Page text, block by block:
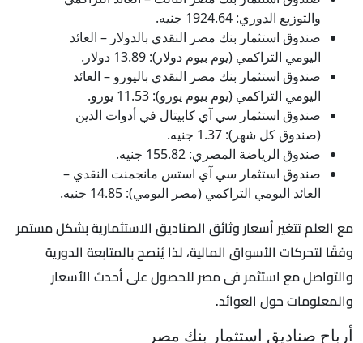
والتوزيع الدوري: 1924.64 جنيه.
صندوق استثمار بنك مصر النقدي بالدولار – العائد
اليومي التراكمي (يوم بيوم دولار): 13.89 دولار.
صندوق استثمار بنك مصر النقدي باليورو – العائد
اليومي التراكمي (يوم بيوم يورو): 11.53 يورو.
صندوق استثمار سي آي كابيتال في أدوات الدين
(صندوق كل شهر): 1.37 جنيه.
صندوق الرياضة المصري: 155.82 جنيه.
صندوق استثمار سي آي استس مانجمنت النقدي –
العائد اليومي التراكمي (مصر اليومي): 14.85 جنيه.
مع العلم تتغير أسعار وثائق الصناديق الاستثمارية بشكل مستمر
وفقًا لتحركات الأسواق المالية، لذا يُنصح بالمتابعة الدورية
والتواصل مع استثمر فى مصر للحصول على أحدث الأسعار
والمعلومات حول العوائد.
أرباح صناديق استثمار بنك مصر